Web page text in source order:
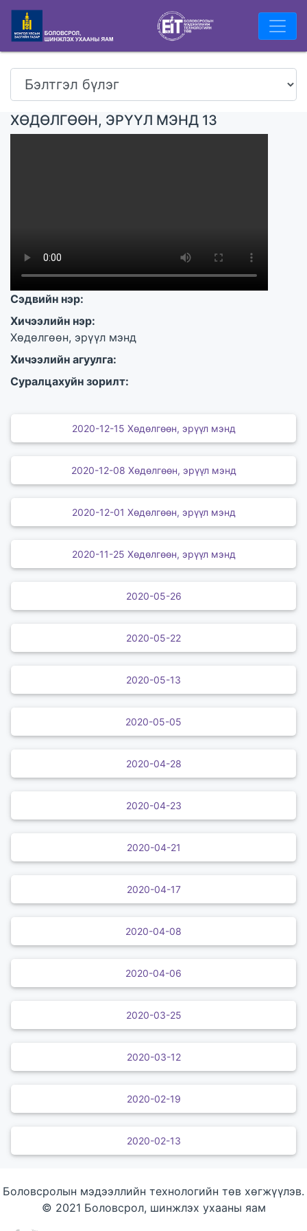
ХӨДӨЛГӨӨН, ЭРҮҮЛ МЭНД 13
Сэдвийн нэр:
Хичээлийн нэр:
Хөдөлгөөн, эрүүл мэнд
Хичээлийн агуулга:
Суралцахуйн зорилт:
2020-12-15 Хөдөлгөөн, эрүүл мэнд
2020-12-08 Хөдөлгөөн, эрүүл мэнд
2020-12-01 Хөдөлгөөн, эрүүл мэнд
2020-11-25 Хөдөлгөөн, эрүүл мэнд
2020-05-26
2020-05-22
2020-05-13
2020-05-05
2020-04-28
2020-04-23
2020-04-21
2020-04-17
2020-04-08
2020-04-06
2020-03-25
2020-03-12
2020-02-19
2020-02-13
Боловсролын мэдээллийн технологийн төв хөгжүүлэв.
© 2021 Боловсрол, шинжлэх ухааны яам